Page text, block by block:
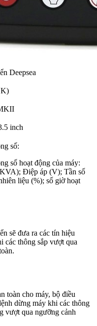
Deepsea
inch
số:
số hoạt động của máy:
Điệp áp (V); Tần số
liệu (%); số giờ hoạt
sẽ đưa ra các tín hiệu
các thông sắp vượt qua
toàn cho máy, bộ điều
dừng máy khi các thông
vượt qua ngưỡng cảnh